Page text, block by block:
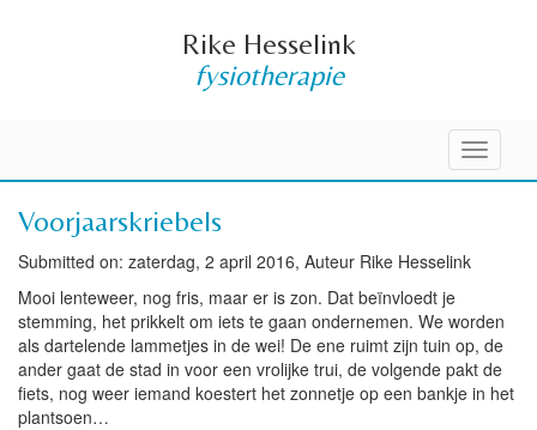
Rike Hesselink
fysiotherapie
Toggle
Voorjaarskriebels
Submitted on: zaterdag, 2 april 2016, Auteur Rike Hesselink
Mooi lenteweer, nog fris, maar er is zon. Dat beïnvloedt je
stemming, het prikkelt om iets te gaan ondernemen. We worden
als dartelende lammetjes in de wei! De ene ruimt zijn tuin op, de
ander gaat de stad in voor een vrolijke trui, de volgende pakt de
fiets, nog weer iemand koestert het zonnetje op een bankje in het
plantsoen…